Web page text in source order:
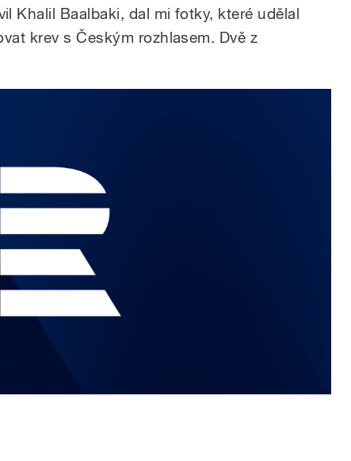
Khalil Baalbaki, dal mi fotky, které udělal
krev s Českým rozhlasem. Dvě z